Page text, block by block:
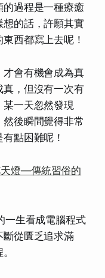
過程是一種療癒
想的話，許願其實
西都寫上去呢！
會有機會成為真
，但沒有一次有
一天忽然發現
然後瞬間覺得非常
點困難呢！
燈—傳統習俗的
一生看成電腦程式
斷從匱乏追求滿